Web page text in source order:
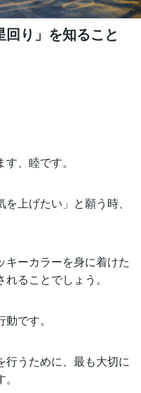
り」を知ること
、睦です。
上げたい」と願う時、
ーカラーを身に着けた
ることでしょう。
です。
行うために、最も大切に